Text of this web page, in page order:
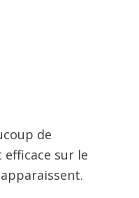
de
sur le